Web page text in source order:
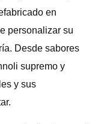
en
personalizar su
Desde sabores
supremo y
y sus